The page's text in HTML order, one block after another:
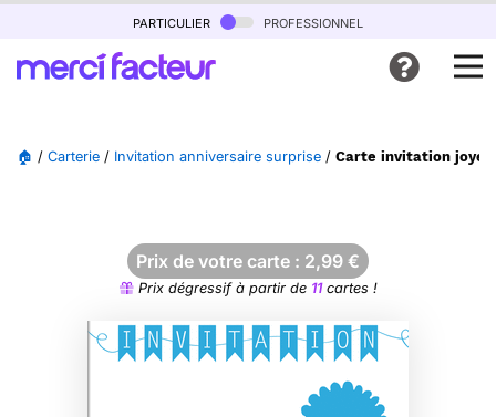
particulier professionnel
🏠 / Carterie / Invitation anniversaire surprise / Carte invitation
Prix de votre carte : 2,99 €
Prix dégressif à partir de 11cartes !